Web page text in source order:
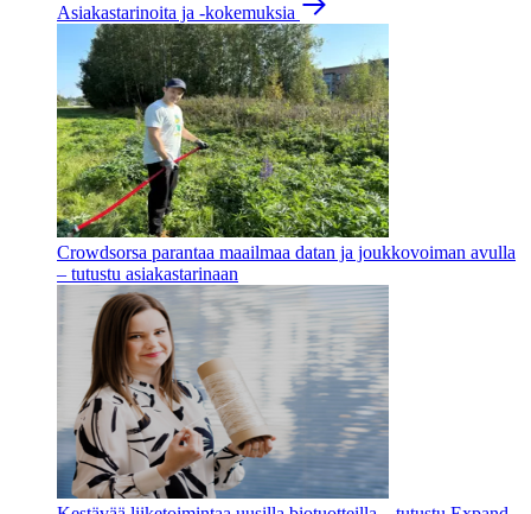
Asiakastarinoita ja -kokemuksia
Crowdsorsa parantaa maailmaa datan ja joukkovoiman avulla
– tutustu asiakastarinaan